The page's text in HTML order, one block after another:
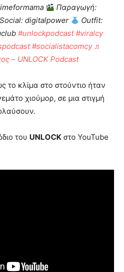
Παραγωγή:
Social: digitalpower
Outfit:
#unlockpodcast #viralcy
#socialistacomcy ♬
– UNLOCK Podcast
το κλίμα στο στούντιο ήταν
χιούμορ, σε μια στιγμή
του UNLOCK στο YouTube